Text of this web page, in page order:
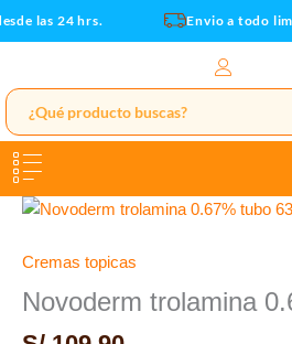
Ir
al
las 24 hrs. Envio a todo
Cremas topicas
Novoderm trolamina
Novoderm
0.67%
63gr